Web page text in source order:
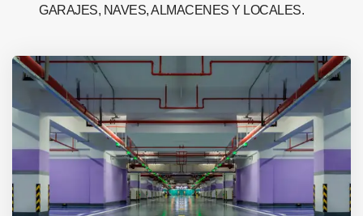
GARAJES, NAVES, ALMACENES Y LOCALES.